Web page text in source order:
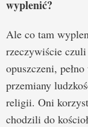
wyplenić?
Ale co tam
rzeczywiście
opuszczeni,
przemiany
religii. Oni
chodzili do